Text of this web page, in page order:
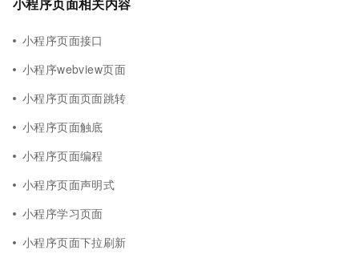
小程序页面接口
小程序webview页面
小程序页面页面跳转
小程序页面触底
小程序页面编程
小程序页面声明式
小程序学习页面
小程序页面下拉刷新